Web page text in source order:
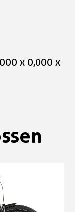
x 0,000 x